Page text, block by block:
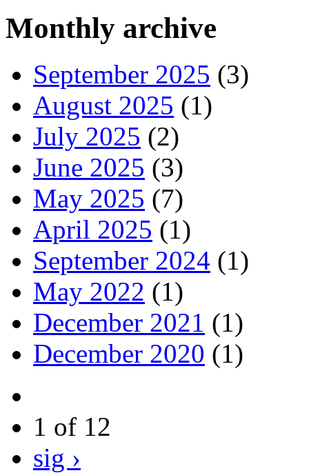
Monthly archive
September 2025 (3)
August 2025 (1)
July 2025 (2)
June 2025 (3)
May 2025 (7)
April 2025 (1)
September 2024 (1)
May 2022 (1)
December 2021 (1)
December 2020 (1)
1 of 12
sig ›